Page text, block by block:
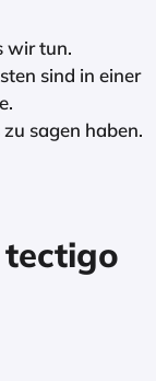
wir tun.
sind in einer
sagen haben.